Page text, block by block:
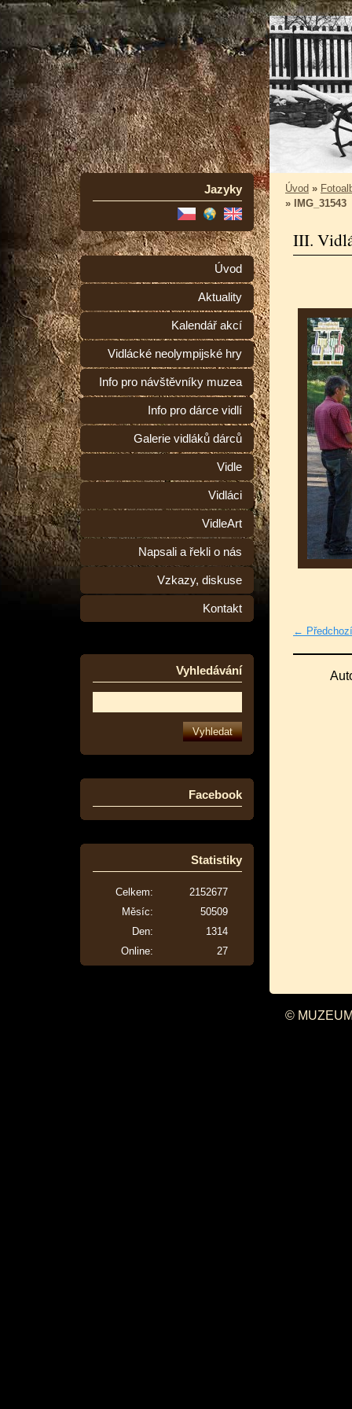
Jazyky
Úvod
Aktuality
Kalendář akcí
Vidlácké neolympijské hry
Info pro návštěvníky muzea
Info pro dárce vidlí
Galerie vidláků dárců
Vidle
Vidláci
VidleArt
Napsali a řekli o nás
Vzkazy, diskuse
Kontakt
Vyhledávání
Facebook
Statistiky
Online: 27
Celkem:
2152677
Měsíc:
50509
Den:
1314
Úvod »
»
IMG_31543
III.
← Předchozí
©